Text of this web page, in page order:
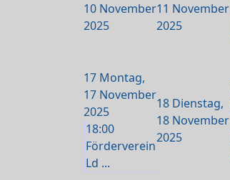
10 November
2025
11 November
2025
17 Montag,
17 November
2025
18:00
Förderverein
Ld ...
18 Dienstag,
18 November
2025